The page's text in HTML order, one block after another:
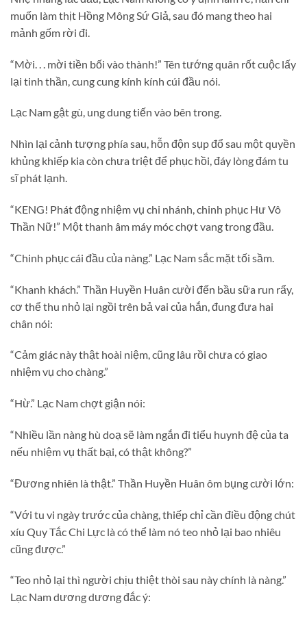
muốn làm thịt Hồng Mông Sứ Giả, sau đó mang theo hai
mảnh gốm rời đi.
“Mời. . . mời tiền bối vào thành!” Tên tướng quân rốt cuộc lấy
lại tinh thần, cung cung kính kính cúi đầu nói.
Lạc Nam gật gù, ung dung tiến vào bên trong.
Nhìn lại cảnh tượng phía sau, hỗn độn sụp đổ sau một quyền
khủng khiếp kia còn chưa triệt để phục hồi, đáy lòng đám tu
sĩ phát lạnh.
“KENG! Phát động nhiệm vụ chi nhánh, chinh phục Hư Vô
Thần Nữ!” Một thanh âm máy móc chợt vang trong đầu.
“Chinh phục cái đầu của nàng.” Lạc Nam sắc mặt tối sầm.
“Khanh khách.” Thần Huyền Huân cười đến bầu sữa run rẩy,
cơ thể thu nhỏ lại ngồi trên bả vai của hắn, đung đưa hai
chân nói:
“Cảm giác này thật hoài niệm, cũng lâu rồi chưa có giao
nhiệm vụ cho chàng.”
“Hừ.” Lạc Nam chợt giận nói:
“Nhiều lần nàng hù doạ sẽ làm ngắn đi tiểu huynh đệ của ta
nếu nhiệm vụ thất bại, có thật không?”
“Đương nhiên là thật.” Thần Huyền Huân ôm bụng cười lớn:
“Với tu vi ngày trước của chàng, thiếp chỉ cần điều động chút
xíu Quy Tắc Chi Lực là có thể làm nó teo nhỏ lại bao nhiêu
cũng được.”
“Teo nhỏ lại thì người chịu thiệt thòi sau này chính là nàng.”
Lạc Nam dương dương đắc ý: